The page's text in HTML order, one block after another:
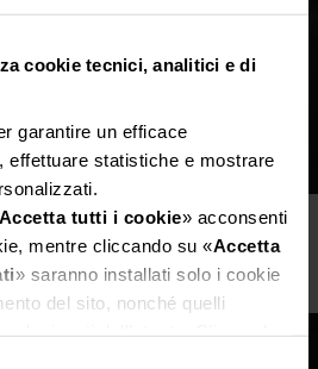
cookie tecnici, analitici e di
garantire un efficace
effettuare statistiche e mostrare
Accetta tutti i cookie» acconsenti
mentre cliccando su «Accetta
» saranno installati solo i cookie
del sito, nonché quelli